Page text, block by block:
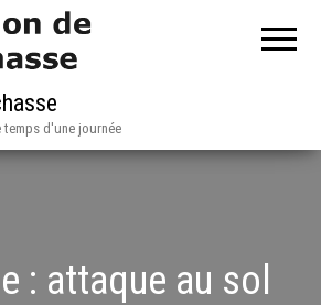
temps d'une journée
: attaque au sol